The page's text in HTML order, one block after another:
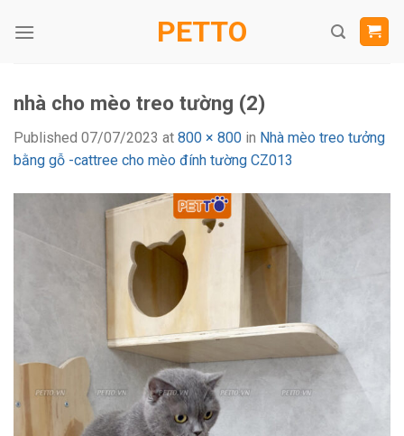
PETTO
nhà cho mèo treo tường (2)
Published 07/07/2023 at 800 × 800 in Nhà mèo treo tưởng
bằng gỗ -cattree cho mèo đính tường CZ013